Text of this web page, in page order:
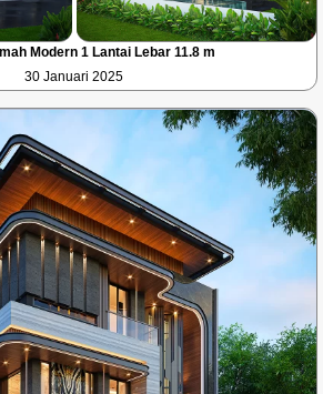
Modern 1 Lantai Lebar 11.8 m
30 Januari 2025